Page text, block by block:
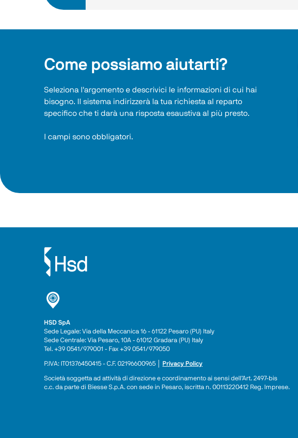
Come possiamo aiutarti?
Seleziona l'argomento e descrivici le informazioni di cui hai
bisogno. Il sistema indirizzerà la tua richiesta al reparto
specifico che ti darà una risposta esaustiva al più presto.
I campi sono obbligatori.
HSD SpA
Sede Legale: Via della Meccanica 16 - 61122 Pesaro (PU) Italy
Sede Centrale: Via Pesaro, 10A - 61012 Gradara (PU) Italy
Tel. +39 0541/979001 - Fax +39 0541/979050
P.IVA: IT01376450415 - C.F. 02196600965 │ Privacy Policy
Società soggetta ad attività di direzione e coordinamento ai sensi dell’Art. 2497-bis
c.c. da parte di Biesse S.p.A. con sede in Pesaro, iscritta n. 00113220412 Reg. Imprese.